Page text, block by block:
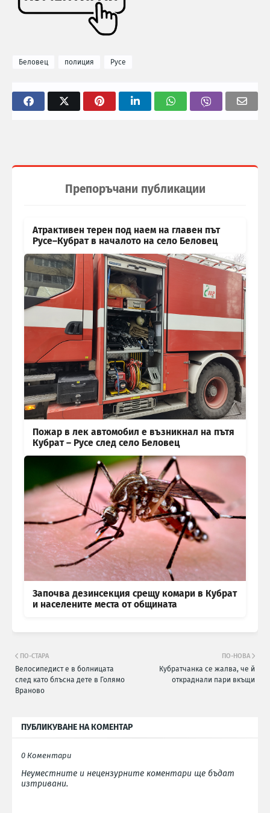
Беловец полиция Русе
Препоръчани публикации
Атрактивен терен под наем на главен път
Русе–Кубрат в началото на село Беловец
Пожар в лек автомобил е възникнал на пътя
Кубрат – Русе след село Беловец
Започва дезинсекция срещу комари в Кубрат
и населените места от общината
ПО-НОВА
Кубратчанка се жалва, че й
откраднали пари вкъщи
ПО-СТАРА
Велосипедист е в болницата
след като блъсна дете в Голямо
Враново
ПУБЛИКУВАНЕ НА КОМЕНТАР
0 Коментари
Неуместните и нецензурните коментари ще бъдат
изтривани.